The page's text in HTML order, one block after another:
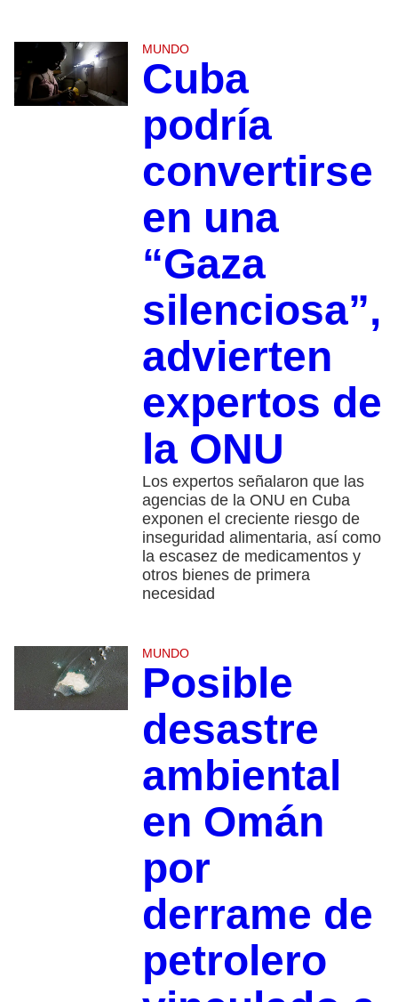
MUNDO
Cuba
podría
convertirse
en una
“Gaza
silenciosa”,
advierten
expertos de
la ONU
Los expertos señalaron que las
agencias de la ONU en Cuba
exponen el creciente riesgo de
inseguridad alimentaria, así como
la escasez de medicamentos y
otros bienes de primera
necesidad
MUNDO
Posible
desastre
ambiental
en Omán
por
derrame de
petrolero